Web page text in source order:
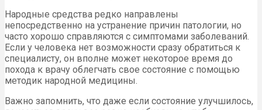
Народные средства редко направлены
непосредственно на устранение причин патологии, но
часто хорошо справляются с симптомами заболеваний.
Если у человека нет возможности сразу обратиться к
специалисту, он вполне может некоторое время до
похода к врачу облегчать свое состояние с помощью
методик народной медицины.
Важно запомнить, что даже если состояние улучшилось,